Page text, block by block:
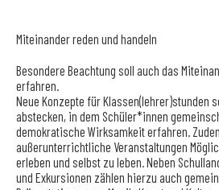
Miteinander reden und handeln
Besondere Beachtung soll auch das
erfahren.
Neue Konzepte für Klassen(lehrer)stunden
abstecken, in dem Schüler*innen
demokratische Wirksamkeit erfahren.
außerunterrichtliche Veranstaltungen
erleben und selbst zu leben. Neben
und Exkursionen zählen hierzu auch